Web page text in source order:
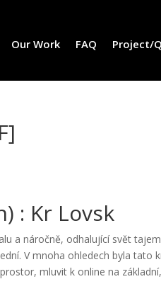
Our Work FAQ Project/
: Kr Lovsk
a náročně, odhalující svět
V mnoha ohledech byla tato
mluvit k online na